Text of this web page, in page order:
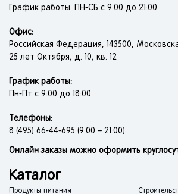
График работы: ПН-СБ с 9:00 до 21:00
Офис:
Российская Федерация, 143500,
25 лет Октября, д. 10, кв. 12
График работы:
Пн-Пт с 9:00 до 18:00.
Телефоны:
8 (495) 66-44-695 (9:00 – 21:00).
Онлайн заказы можно оформить
Каталог
Продукты питания